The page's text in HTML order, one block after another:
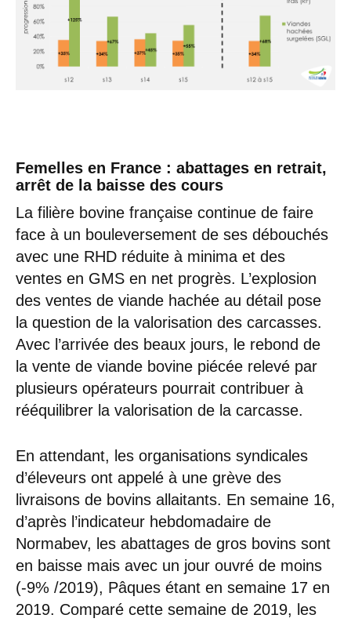
Femelles en France : abattages en retrait,
arrêt de la baisse des cours
La filière bovine française continue de faire
face à un bouleversement de ses débouchés
avec une RHD réduite à minima et des
ventes en GMS en net progrès. L’explosion
des ventes de viande hachée au détail pose
la question de la valorisation des carcasses.
Avec l’arrivée des beaux jours, le rebond de
la vente de viande bovine piécée relevé par
plusieurs opérateurs pourrait contribuer à
rééquilibrer la valorisation de la carcasse.
En attendant, les organisations syndicales
d’éleveurs ont appelé à une grève des
livraisons de bovins allaitants. En semaine 16,
d’après l’indicateur hebdomadaire de
Normabev, les abattages de gros bovins sont
en baisse mais avec un jour ouvré de moins
(-9% /2019), Pâques étant en semaine 17 en
2019. Comparé cette semaine de 2019, les